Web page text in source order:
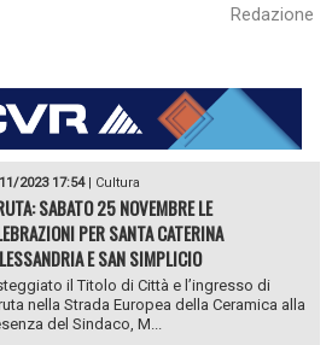
Redazione
2023 17:54| Cultura
SABATO 25 NOVEMBRE LE
PER SANTA CATERINA
E SAN SIMPLICIO
il Titolo di Città e l’ingresso di
nella Strada Europea della Ceramica alla
del Sindaco, M...